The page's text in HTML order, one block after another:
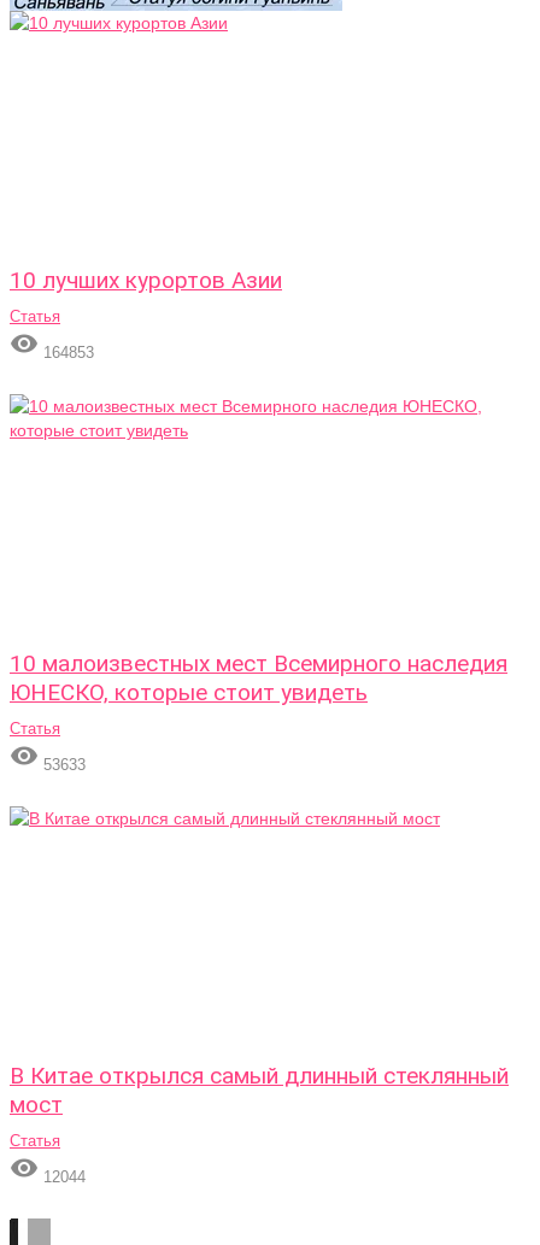
10 лучших курортов Азии
Статья
 164853
10 малоизвестных мест Всемирного наследия
ЮНЕСКО, которые стоит увидеть
Статья
 53633
В Китае открылся самый длинный стеклянный
мост
Статья
 12044